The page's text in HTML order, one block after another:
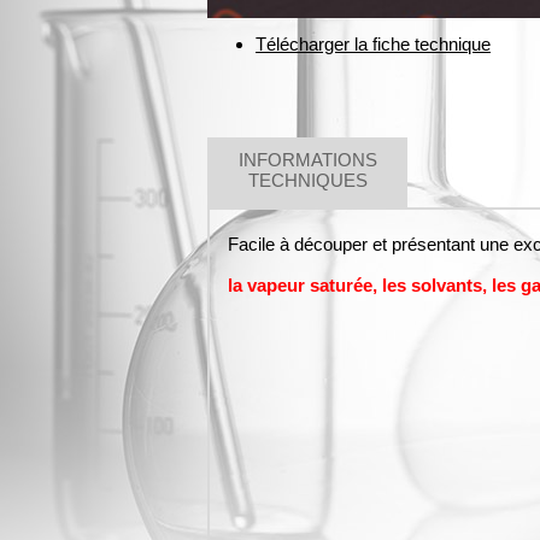
Télécharger la fiche technique
INFORMATIONS
TECHNIQUES
Facile à découper et présentant une
la vapeur saturée, les solvants, les